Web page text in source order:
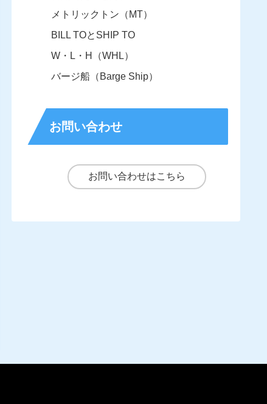
メトリックトン（MT）
BILL TOとSHIP TO
W・L・H（WHL）
バージ船（Barge Ship）
お問い合わせ
お問い合わせはこちら